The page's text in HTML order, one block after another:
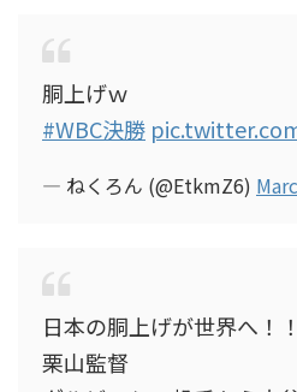
胴上げｗ
#WBC決勝
— ねくろん (@EtkmZ6)
日本の胴上げが世界へ！！
栗山監督